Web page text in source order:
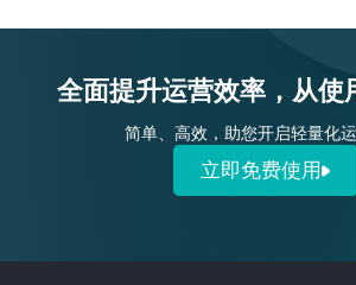
全面提升运营效率，从使
简单、高效，助您开启轻量化
立即免费使用